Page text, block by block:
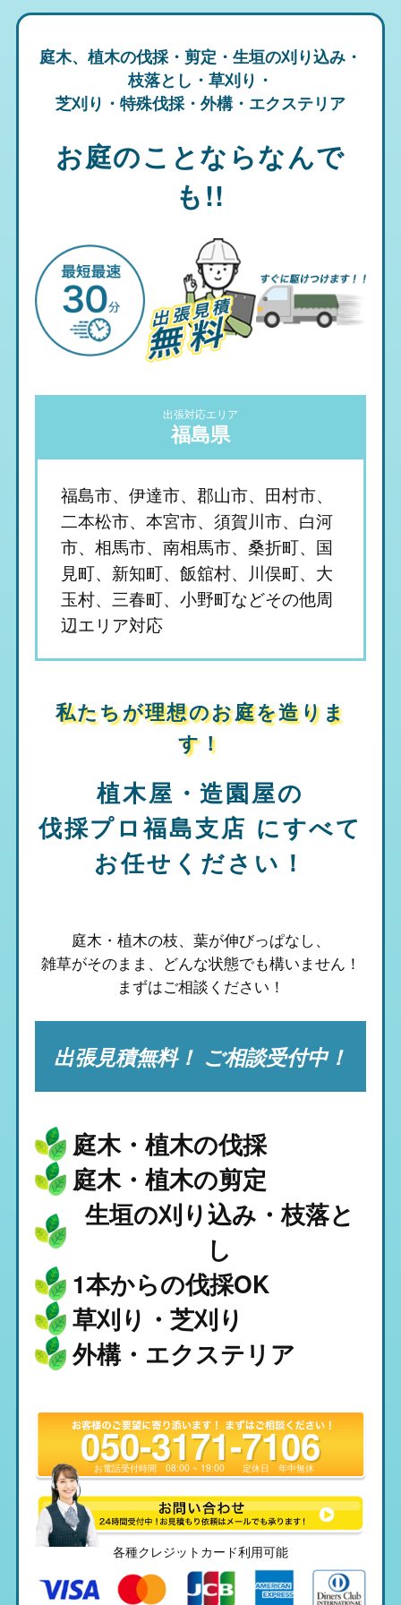
庭木、植木の伐採・剪定・生垣の刈り込み・
枝落とし・草刈り・
芝刈り・特殊伐採・外構・エクステリア
お庭のことならなんで
も!!
出張対応エリア
福島県
福島市、伊達市、郡山市、田村市、
二本松市、本宮市、須賀川市、白河
市、相馬市、南相馬市、桑折町、国
見町、新知町、飯舘村、川俣町、大
玉村、三春町、小野町などその他周
辺エリア対応
私たちが理想のお庭を造りま
す！
植木屋・造園屋の
伐採プロ福島支店 にすべて
お任せください！
庭木・植木の枝、葉が伸びっぱなし、
雑草がそのまま、 どんな状態でも構いません！
まずはご相談ください！
出張見積無料！ ご相談受付中！
庭木・植木の伐採
1本からの伐採OK
庭木・植木の剪定
草刈り・芝刈り
生垣の刈り込み・枝落と
し
外構・エクステリア
050-3171-7106
お電話受付時間08:00 ~ 19:00 定休日年中無休
各種クレジットカード利用可能